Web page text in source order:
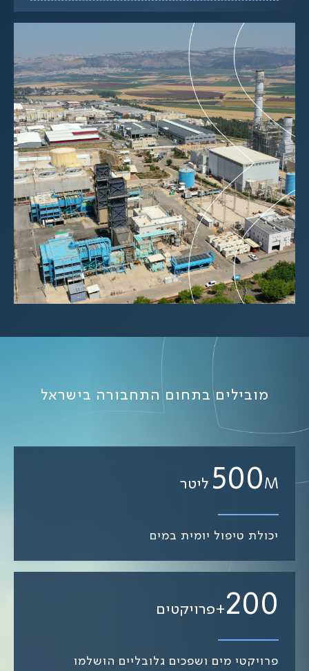
מובילים בתחום התחבורה בישראל
500M ליטר
יכולת טיפול יומית במים
200+פרויקטים
פרויקטי מים ושפכים גלובליים הושלמו